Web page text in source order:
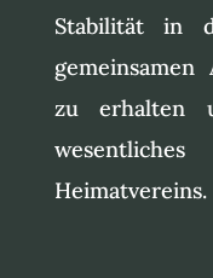
Stabilität in
zu erhalten
Heimatvereins.